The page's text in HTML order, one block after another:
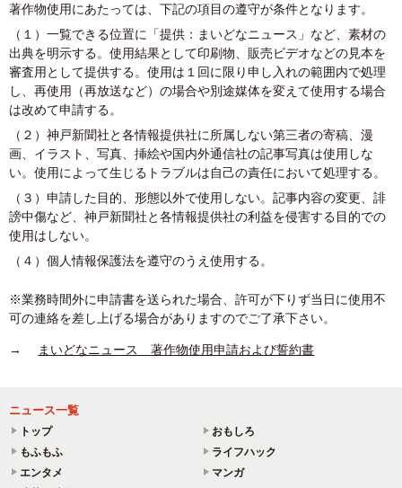
著作物使用にあたっては、下記の項目の遵守が条件となります。
（１）一覧できる位置に「提供：まいどなニュース」など、素材の
出典を明示する。使用結果として印刷物、販売ビデオなどの見本を
審査用として提供する。使用は１回に限り申し入れの範囲内で処理
し、再使用（再放送など）の場合や別途媒体を変えて使用する場合
は改めて申請する。
（２）神戸新聞社と各情報提供社に所属しない第三者の寄稿、漫
画、イラスト、写真、挿絵や国内外通信社の記事写真は使用しな
い。使用によって生じるトラブルは自己の責任において処理する。
（３）申請した目的、形態以外で使用しない。記事内容の変更、誹
謗中傷など、神戸新聞社と各情報提供社の利益を侵害する目的での
使用はしない。
（４）個人情報保護法を遵守のうえ使用する。
※業務時間外に申請書を送られた場合、許可が下りず当日に使用不
可の連絡を差し上げる場合がありますのでご了承下さい。
→ まいどなニュース 著作物使用申請および誓約書
ニュース一覧
トップ
おもしろ
もふもふ
ライフハック
エンタメ
マンガ